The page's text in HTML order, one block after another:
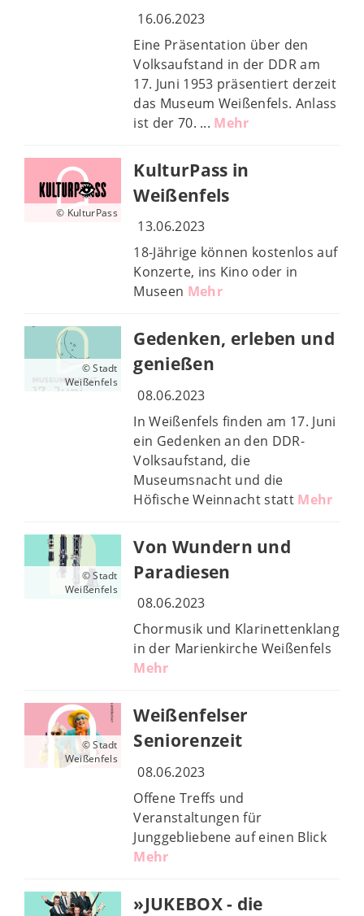
16.06.2023
Eine Präsentation über den
Volksaufstand in der DDR am
17. Juni 1953 präsentiert derzeit
das Museum Weißenfels. Anlass
ist der 70. ... Mehr
© KulturPass
KulturPass in
Weißenfels
13.06.2023
18-Jährige können kostenlos auf
Konzerte, ins Kino oder in
Museen Mehr
© Stadt
Weißenfels
Gedenken, erleben und
genießen
08.06.2023
In Weißenfels finden am 17. Juni
ein Gedenken an den DDR-
Volksaufstand, die
Museumsnacht und die
Höfische Weinnacht statt Mehr
© Stadt
Weißenfels
Von Wundern und
Paradiesen
08.06.2023
Chormusik und Klarinettenklang
in der Marienkirche Weißenfels
Mehr
© Stadt
Weißenfels
Weißenfelser
Seniorenzeit
08.06.2023
Offene Treffs und
Veranstaltungen für
Junggebliebene auf einen Blick
Mehr
»JUKEBOX - die